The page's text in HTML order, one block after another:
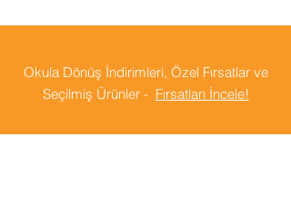
Okula Dönüş İndirimleri, Özel Fırsatlar ve
Seçilmiş Ürünler - Fırsatları İncele!